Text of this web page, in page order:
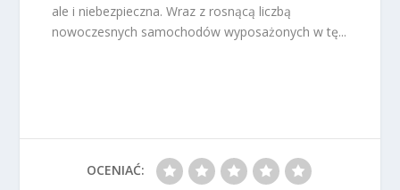
ale i niebezpieczna. Wraz z rosnącą liczbą
nowoczesnych samochodów wyposażonych w tę...
OCENIAĆ: